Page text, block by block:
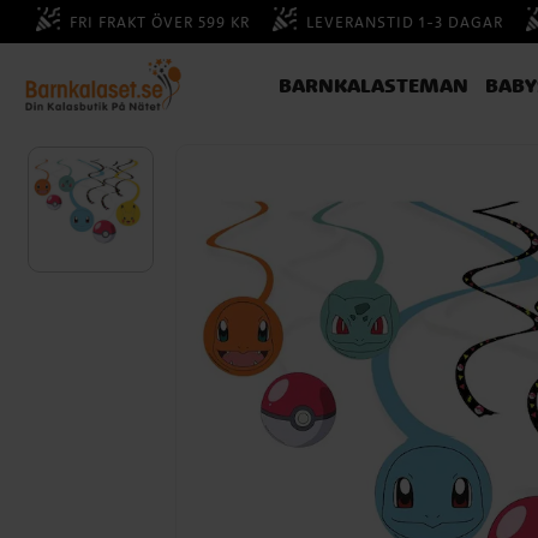
FRI FRAKT ÖVER 599 KR LEVERANSTID 1-3 DAGAR
BARNKALASTEMAN